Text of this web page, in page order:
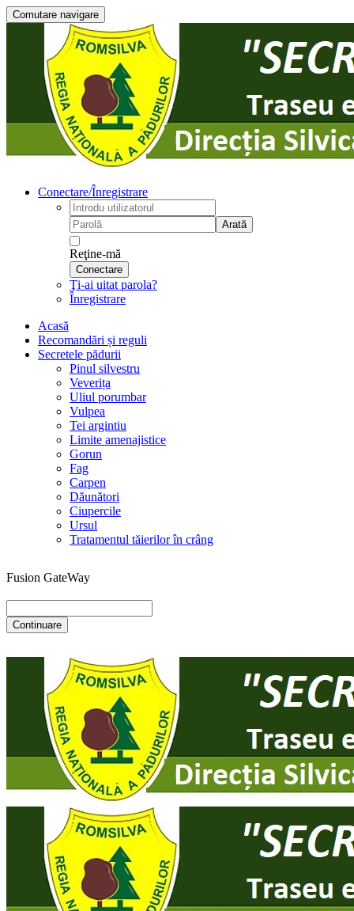
Comutare navigare
Conectare/Înregistrare
Arată
Reţine-mă
Conectare
Ţi-ai uitat parola?
Înregistrare
Acasă
Recomandări și reguli
Secretele pădurii
Pinul silvestru
Veverița
Uliul porumbar
Vulpea
Tei argintiu
Limite amenajistice
Gorun
Fag
Carpen
Dăunători
Ciupercile
Ursul
Tratamentul tăierilor în crâng
Fusion GateWay
Continuare